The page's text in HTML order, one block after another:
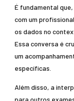
É fundamental
com um
os dados no
Essa conversa é
um
específicas.
Além disso, a
para outros